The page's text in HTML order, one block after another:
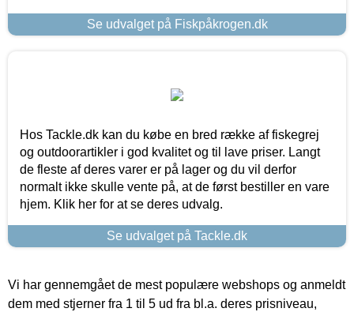
Se udvalget på Fiskpåkrogen.dk
Hos Tackle.dk kan du købe en bred række af fiskegrej
og outdoorartikler i god kvalitet og til lave priser. Langt
de fleste af deres varer er på lager og du vil derfor
normalt ikke skulle vente på, at de først bestiller en vare
hjem. Klik her for at se deres udvalg.
Se udvalget på Tackle.dk
Vi har gennemgået de mest populære webshops og anmeldt
dem med stjerner fra 1 til 5 ud fra bl.a. deres prisniveau,